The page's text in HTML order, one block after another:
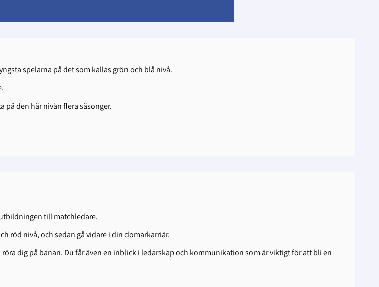
spelarna på det som kallas grön och blå nivå.
på den här nivån flera säsonger.
till matchledare.
röd nivå, och sedan gå vidare i din domarkarriär.
dig på banan. Du får även en inblick i ledarskap och kommunikation som är viktigt för att bli en